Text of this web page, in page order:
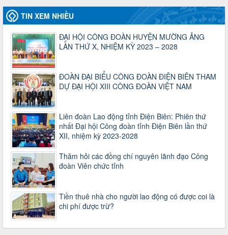
Thời gian đăng: 06/01/2025
lượt xem: 1066 | lượt tải:437
47-TTCĐ/BTGTU
Thông tin chuyên đề: Một số nôi dung về sắp xếp tổ chức bộ
máy của hệ thống chính trị tinh gọn, hoạt động hiệu lực, hiệu
quả
Thời gian đăng: 25/12/2024
lượt xem: 1222 | lượt tải:339
37/HD-TLĐ
Hướng dẫn Công đoàn với việc tổ chức và hoạt động của
Ban Thanh tra Nhân dân
Thời gian đăng: 27/12/2024
lượt xem: 4945 | lượt tải:1351
35/HD-TLĐ
Hướng dẫn thực hiện một số nội dung chi liên quan đến
công tác kiểm tra, giám sát tại Công đoàn cơ sở
Thời gian đăng: 27/12/2024
lượt xem: 2073 | lượt tải:507
50/2024/QH/15
Luật Công đoàn 2024
TIN XEM NHIỀU
ĐẠI HỘI CÔNG ĐOÀN HUYỆN MƯỜNG ẢNG
LẦN THỨ X, NHIỆM KỲ 2023 – 2028
ĐOÀN ĐẠI BIỂU CÔNG ĐOÀN ĐIỆN BIÊN THAM
DỰ ĐẠI HỘI XIII CÔNG ĐOÀN VIỆT NAM
Liên đoàn Lao động tỉnh Điện Biên: Phiên thứ
nhất Đại hội Công đoàn tỉnh Điện Biên lần thứ
XII, nhiệm kỳ 2023-2028
Thăm hỏi các đồng chí nguyên lãnh đạo Công
đoàn Viên chức tỉnh
Tiền thuê nhà cho người lao động có được coi là
chi phí được trừ?